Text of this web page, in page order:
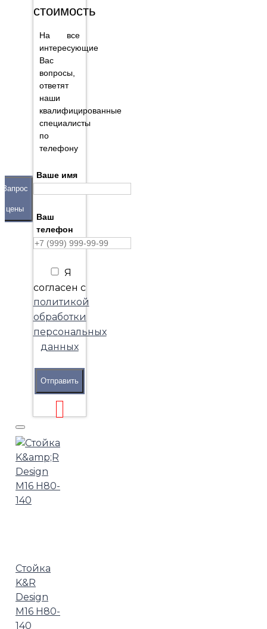
Запрос
цены
стоимость
На все
интересующие
Вас
вопросы,
ответят
наши
квалифицированные
специалисты
по
телефону
Ваше имя
Ваш
телефон
Я
согласен с
политикой
обработки
персональных
данных
Отправить
Стойка
K&R
Design
М16 H80-
140